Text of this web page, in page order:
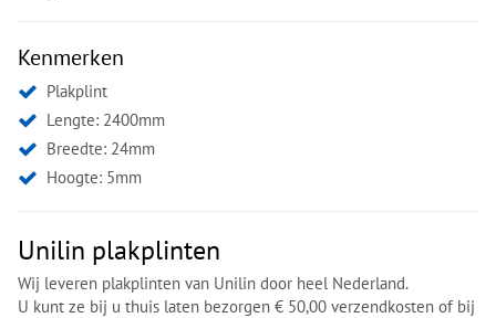
Kenmerken
Plakplint
Lengte: 2400mm
Breedte: 24mm
Hoogte: 5mm
Unilin plakplinten
Wij leveren plakplinten van Unilin door heel Nederland.
U kunt ze bij u thuis laten bezorgen € 50,00 verzendkosten of bij